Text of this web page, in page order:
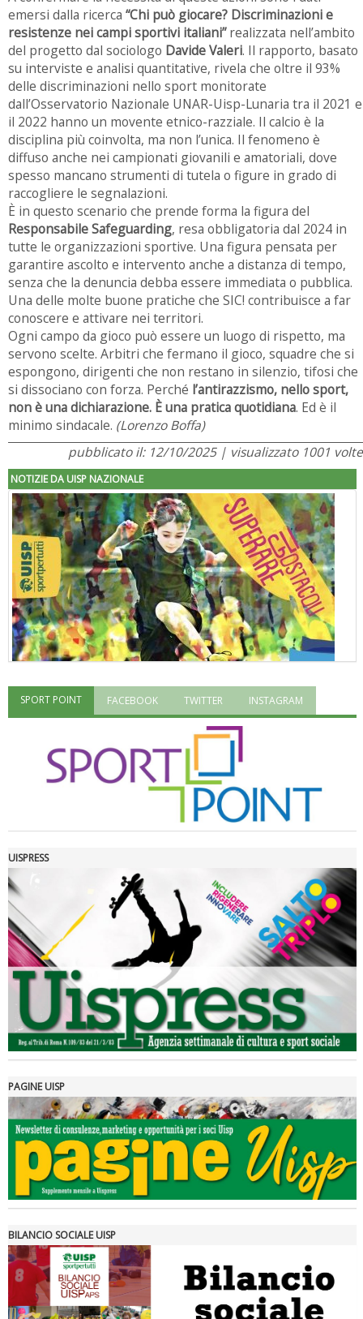
emersi dalla ricerca “Chi può giocare? Discriminazioni e
resistenze nei campi sportivi italiani”realizzata nell’ambito
del progetto dal sociologo Davide Valeri. Il rapporto, basato
su interviste e analisi quantitative, rivela che oltre il 93%
delle discriminazioni nello sport monitorate
dall’Osservatorio Nazionale UNAR-Uisp-Lunaria tra il 2021 e
il 2022 hanno un movente etnico-razziale. Il calcio è la
disciplina più coinvolta, ma non l’unica. Il fenomeno è
diffuso anche nei campionati giovanili e amatoriali, dove
spesso mancano strumenti di tutela o figure in grado di
raccogliere le segnalazioni.
È in questo scenario che prende forma la figura del
Responsabile Safeguarding, resa obbligatoria dal 2024 in
tutte le organizzazioni sportive. Una figura pensata per
garantire ascolto e intervento anche a distanza di tempo,
senza che la denuncia debba essere immediata o pubblica.
Una delle molte buone pratiche che SIC! contribuisce a far
conoscere e attivare nei territori.
Ogni campo da gioco può essere un luogo di rispetto, ma
servono scelte. Arbitri che fermano il gioco, squadre che si
espongono, dirigenti che non restano in silenzio, tifosi che
si dissociano con forza. Perché l’antirazzismo, nello sport,
non è una dichiarazione. È una pratica quotidiana. Ed è il
minimo sindacale. (Lorenzo Boffa)
pubblicato il: 12/10/2025 | visualizzato 1001 volte
NOTIZIE DA UISP NAZIONALE
"Superare gli ostacoli": la relazione di Tiziano Pesce al CN Uisp
Luglio 2026: "Pensando con i piedi, si possono fare le
rivoluzioni"
Tiziano Pesce a Radio InBlu2000 traccia il bilancio della stagione
SPORT POINT FACEBOOK TWITTER INSTAGRAM
UISPRESS
PAGINE UISP
BILANCIO SOCIALE UISP